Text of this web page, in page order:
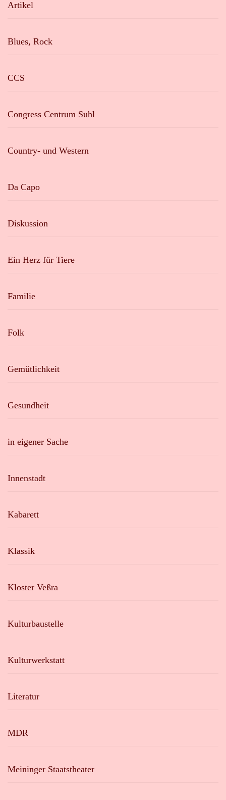
Artikel
Blues, Rock
CCS
Congress Centrum Suhl
Country- und Western
Da Capo
Diskussion
Ein Herz für Tiere
Familie
Folk
Gemütlichkeit
Gesundheit
in eigener Sache
Innenstadt
Kabarett
Klassik
Kloster Veßra
Kulturbaustelle
Kulturwerkstatt
Literatur
MDR
Meininger Staatstheater